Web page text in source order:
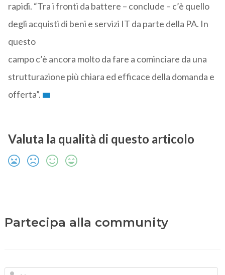
rapidi. “Tra i fronti da battere – conclude – c’è quello
degli acquisti di beni e servizi IT da parte della PA. In
questo
campo c’è ancora molto da fare a cominciare da una
strutturazione più chiara ed efficace della domanda e
offerta”.
Valuta la qualità di questo articolo
Partecipa alla community